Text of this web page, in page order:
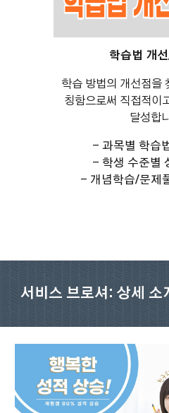
학습법 개
학습 방법의 개선점을
칭함으로써 직접적이
달성합
- 과목별 학습
- 학생 수준별
- 개념학습/문제
서비스 브로셔: 상세 소